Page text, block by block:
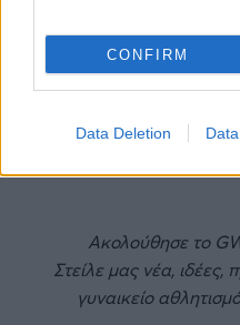
CONFIRM
Data Deletion
Για τηνΠαπαχρήστου
της καριέρας της
δύο χρόνια μετά
Ακολούθησε το
Στείλε μας νέα, ιδέες,
γυναικείο